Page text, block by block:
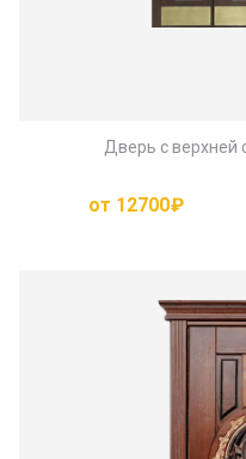
Дверь с верхней
от 12700₽